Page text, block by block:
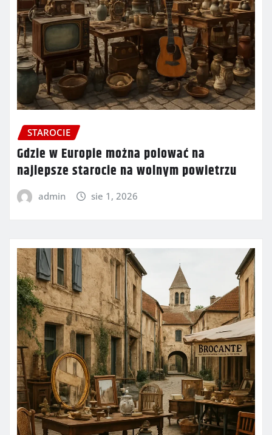
STAROCIE
Gdzie w Europie można polować na
najlepsze starocie na wolnym powietrzu
admin sie 1, 2026